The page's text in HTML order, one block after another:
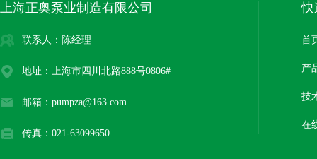
上海正奥泵业制造有限公司
联系人：陈经理
地址：上海市四川北路888号0806#
邮箱：pumpza@163.com
传真：021-63099650
快
首
产
技
在